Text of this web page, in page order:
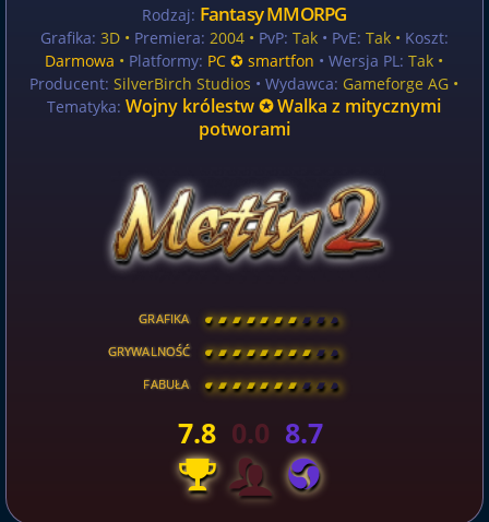
Rodzaj: Fantasy MMORPG
Grafika: 3D • Premiera: 2004 • PvP: Tak• PvE: Tak • Koszt:
Darmowa • Platformy: PC ✪ smartfon • Wersja PL: Tak •
Producent: SilverBirch Studios • Wydawca: Gameforge AG •
Tematyka: Wojny królestw ✪ Walka z mitycznymi
potworami
GRAFIKA [ \ \ \ \ \ \ \ \ ]
GRYWALNOŚĆ [ \ \ \ \ \ \ \ \ ]
FABUŁA [ \ \ \ \ \ \ \ \ ]
7.8 0.0 8.7